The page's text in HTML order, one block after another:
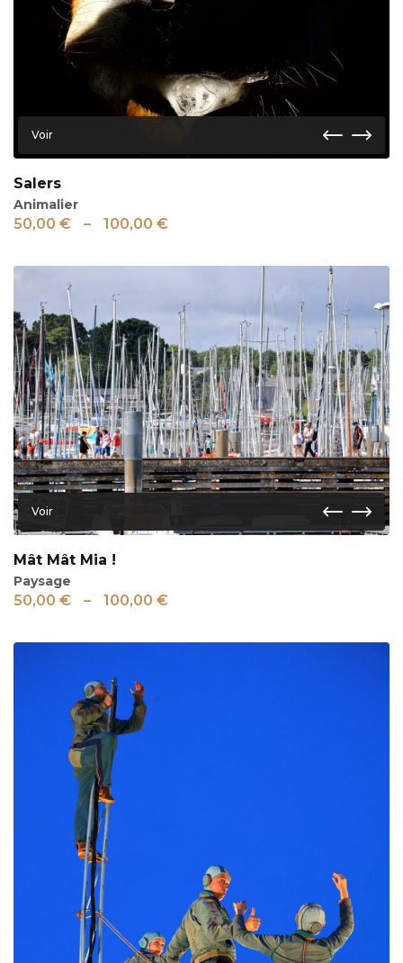
Voir
Salers
Animalier
50,00 € – 100,00 €
Voir
Mât Mât Mia !
Paysage
50,00 € – 100,00 €